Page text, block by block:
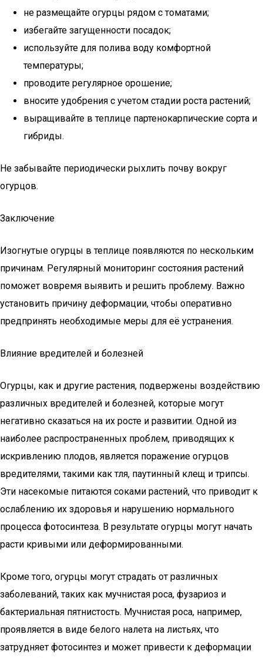
не размещайте огурцы рядом с томатами;
избегайте загущенности посадок;
используйте для полива воду комфортной
температуры;
проводите регулярное орошение;
вносите удобрения с учетом стадии роста растений;
выращивайте в теплице партенокарпические сорта и
гибриды.
Не забывайте периодически рыхлить почву вокруг
огурцов.
Заключение
Изогнутые огурцы в теплице появляются по нескольким
причинам. Регулярный мониторинг состояния растений
поможет вовремя выявить и решить проблему. Важно
установить причину деформации, чтобы оперативно
предпринять необходимые меры для её устранения.
Влияние вредителей и болезней
Огурцы, как и другие растения, подвержены воздействию
различных вредителей и болезней, которые могут
негативно сказаться на их росте и развитии. Одной из
наиболее распространенных проблем, приводящих к
искривлению плодов, является поражение огурцов
вредителями, такими как тля, паутинный клещ и трипсы.
Эти насекомые питаются соками растений, что приводит к
ослаблению их здоровья и нарушению нормального
процесса фотосинтеза. В результате огурцы могут начать
расти кривыми или деформированными.
Кроме того, огурцы могут страдать от различных
заболеваний, таких как мучнистая роса, фузариоз и
бактериальная пятнистость. Мучнистая роса, например,
проявляется в виде белого налета на листьях, что
затрудняет фотосинтез и может привести к деформации